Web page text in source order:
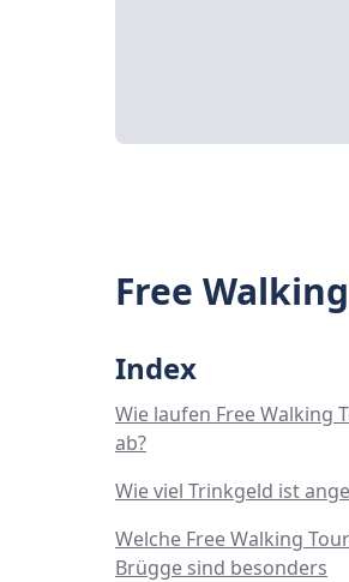
Free
Index
Wie laufen Free Walking
ab?
Wie viel Trinkgeld ist
Welche Free Walking
Brügge sind besonders